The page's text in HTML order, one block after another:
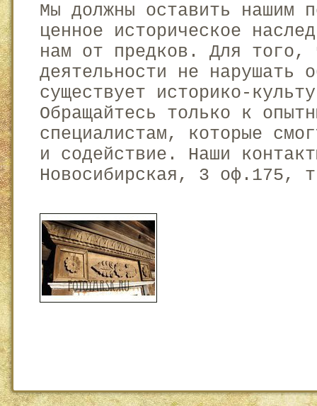
Мы должны оставить нашим
ценное историческое
нам от предков. Для того,
деятельности не нарушать
существует историко-
Обращайтесь только к
специалистам, которые
и содействие. Наши
Новосибирская, 3 оф.175,